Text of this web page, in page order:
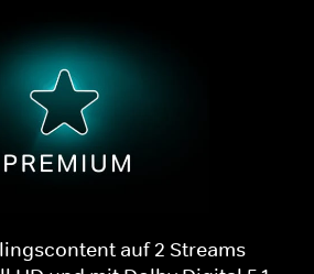
auf 2 Streams